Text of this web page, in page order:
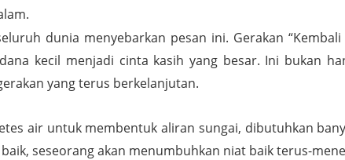
dunia menyebarkan pesan ini. Gerakan “Kembali
kecil menjadi cinta kasih yang besar. Ini bukan
yang terus berkelanjutan.
air untuk membentuk aliran sungai, dibutuhkan
seseorang akan menumbuhkan niat baik terus-